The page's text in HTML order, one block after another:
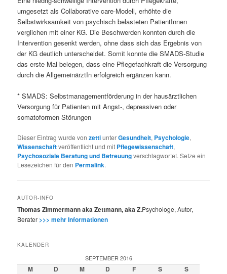
umgesetzt als Collaborative care-Modell, erhöhte die
Selbstwirksamkeit von psychisch belasteten PatientInnen
verglichen mit einer KG. Die Beschwerden konnten durch die
Intervention gesenkt werden, ohne dass sich das Ergebnis von
der KG deutlich unterscheidet. Somit konnte die SMADS-Studie
das erste Mal belegen, dass eine Pflegefachkraft die Versorgung
durch die AllgemeinärztIn erfolgreich ergänzen kann.
* SMADS: Selbstmanagementförderung in der hausärztlichen
Versorgung für Patienten mit Angst-, depressiven oder
somatoformen Störungen
Dieser Eintrag wurde vonzettiunterGesundheit, Psychologie,
Wissenschaftveröffentlicht und mit Pflegewissenschaft,
Psychosoziale Beratung und Betreuungverschlagwortet. Setze ein
Lesezeichen für den Permalink.
AUTOR-INFO
Thomas Zimmermann aka Zettmann, aka Z.Psychologe, Autor,
Berater >>> mehr Informationen
KALENDER
SEPTEMBER 2016
M D M D F S S